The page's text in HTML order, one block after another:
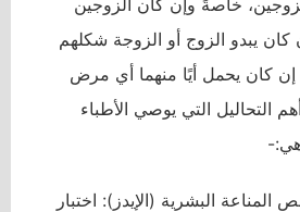
خاصةً وإن كان الزوجين
كان يبدو الزوج أو الزوجة شكلهم
كان يحمل أيًا منهما أي مرض
التحاليل التي يوصي الأطباء
هي:-
البشرية (الإيدز): اختبار